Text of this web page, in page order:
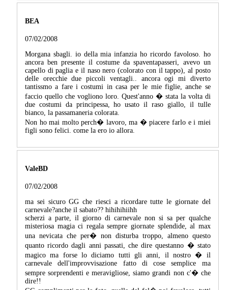
BEA
07/02/2008
Morgana sbagli. io della mia infanzia ho ricordo favoloso. ho
ancora ben presente il costume da spaventapasseri, avevo un
capello di paglia e il naso nero (colorato con il tappo), al posto
delle orecchie due piccoli ventagli.. ancora ogi mi diverto
tantissmo a fare i costumi in casa per le mie figlie, anche se
faccio quello che vogliono loro. Quest'anno � stata la volta di
due costumi da principessa, ho usato il raso giallo, il tulle
bianco, la passamaneria colorata.
Non ho mai molto perch� lavoro, ma � piacere farlo e i miei
figli sono felici. come la ero io allora.
ValeBD
07/02/2008
ma sei sicuro GG che riesci a ricordare tutte le giornate del
carnevale?anche il sabato?? hihihihiihh
scherzi a parte, il giorno di carnevale non si sa per qualche
misteriosa magia ci regala sempre giornate splendide, al max
una nevicata che per� non disturba troppo, almeno questo
quanto ricordo dagli anni passati, che dire questanno � stato
magico ma forse lo diciamo tutti gli anni, il nostro � il
carnevale dell'improvvisazione fatto di cose semplice ma
sempre sorprendenti e meravigliose, siamo grandi non c'� che
dire!!